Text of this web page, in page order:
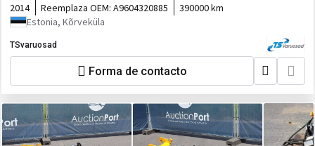
2014 Reemplaza OEM: A9604320885
390000 km
Estonia, Kõrveküla
TSvaruosad
Forma de contacto